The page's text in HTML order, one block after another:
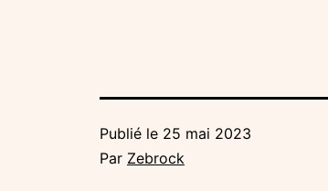
Publié le 25 mai 2023
Par Zebrock